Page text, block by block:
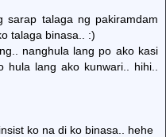
sarap talaga ng pakiramdam
talaga binasa.. :)
nanghula lang po ako kasi
lang ako kunwari.. hihi..
ko na di ko binasa.. hehe